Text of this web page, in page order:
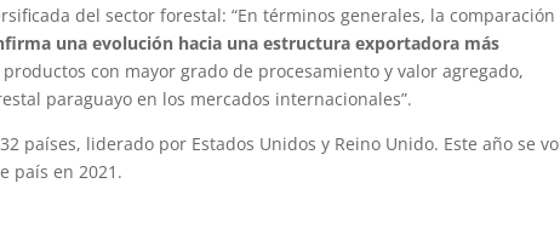
del sector forestal: “En términos generales, la comparación
una evolución hacia una estructura exportadora más
con mayor grado de procesamiento y valor agregado,
paraguayo en los mercados internacionales”.
países, liderado por Estados Unidos y Reino Unido. Este año se
país en 2021.